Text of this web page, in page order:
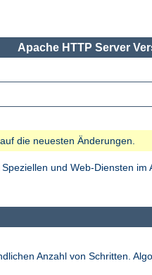
Apache HTTP Server
die neuesten Änderungen.
und Web-Diensten
Anzahl von Schritten.